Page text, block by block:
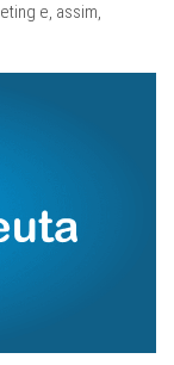
e, assim,